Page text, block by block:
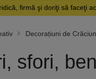
firmă şi doriţi să faceţi
Decorațiuni de Crăciun
sfori,